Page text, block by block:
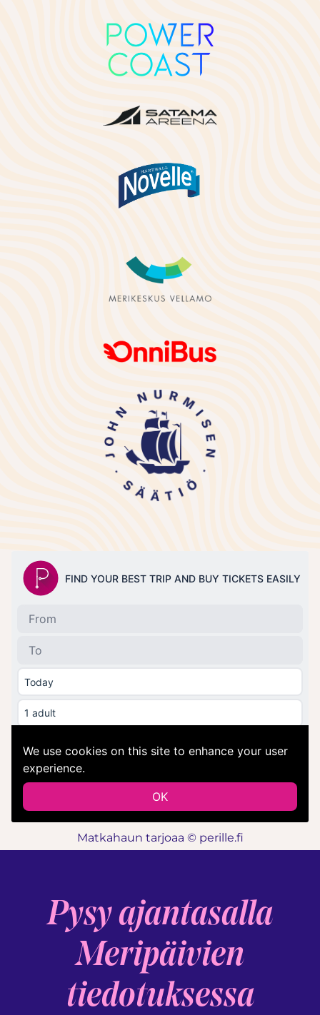
Matkahaun tarjoaa © perille.fi
Pysy ajantasalla
Meripäivien
tiedotuksessa